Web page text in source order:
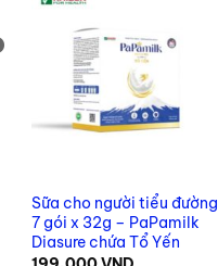
Sữa cho người tiểu đường
7 gói x 32g – PaPamilk
Diasure chứa Tổ Yến